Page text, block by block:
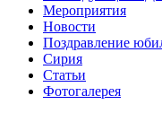
Мероприятия
Новости
Поздравление
Сирия
Статьи
Фотогалерея